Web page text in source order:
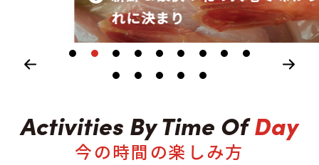
北海道はやわかり
旅のテーマで探す
キュンちゃんの部屋
れに決まり
今の時間の楽しみ方